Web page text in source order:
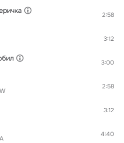
2:58
3:12
3:00
2:58
3:12
4:40